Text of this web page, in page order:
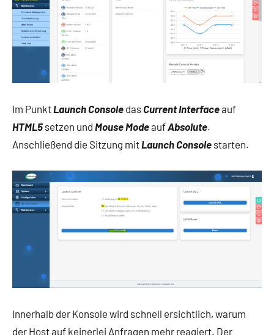
Im Punkt Launch Console das Current Interfaceauf
HTML5 setzen und Mouse Modeauf Absolute.
Anschließend die Sitzung mit Launch Console starten.
Innerhalb der Konsole wird schnell ersichtlich, warum
der Host auf keinerlei Anfragen mehr reagiert. Der